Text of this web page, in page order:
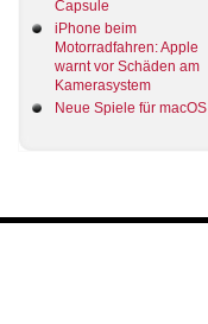
Capsule
iPhone beim
Motorradfahren: Apple
warnt vor Schäden am
Kamerasystem
Neue Spiele für macOS